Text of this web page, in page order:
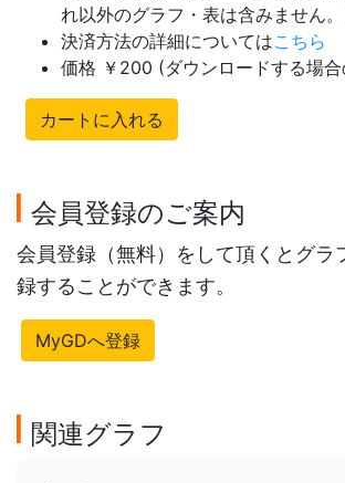
れ以外のグラフ・表は含みません
決済方法の詳細についてはこちら
価格 ￥200 (ダウンロードする場合
カートに入れる
会員登録のご案内
会員登録（無料）をして頂くとグラ
録することができます。
MyGDへ登録
関連グラフ